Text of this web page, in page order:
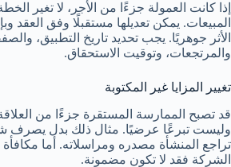
إذا كانت العمولة جزءًا من الأجر، لا تغير
المبيعات. يمكن تعديلها مستقبلًا وفق العقد
الأثر جوهريًا. يجب تحديد تاريخ التطبيق،
والمرتجعات، وتوقيت الاستحقاق.
تغيير المزايا غير المكتوبة
قد تصبح الممارسة المستقرة جزءًا من العلاقة
وليست تبرعًا عرضيًا. مثال ذلك بدل يصرف
تراجع المنشأة مصدره ومراسلاته. أما مكافأة
الشركة فقد لا تكون مضمونة.